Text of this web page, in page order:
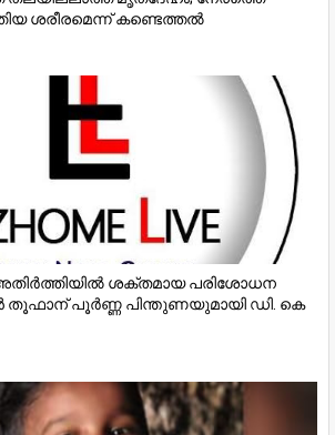
ശരീരമെന്ന് കണ്ടെത്തൽ
ശക്തമായ പരിശോധന
തൂഫാന് പൂർണ്ണ പിന്തുണയുമായി ഡി. കെ